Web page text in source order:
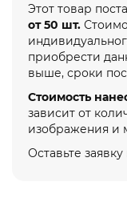
Этот товар
от 50 шт.
приобрести
выше, сроки
Стоимость
зависит от
изображения и
Оставьте